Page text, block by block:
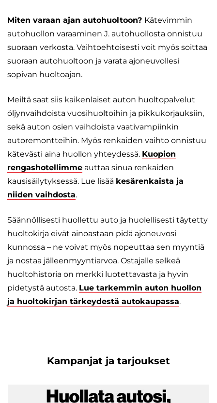
Miten varaan ajan autohuoltoon? Kätevimmin
autohuollon varaaminen J. autohuollosta onnistuu
suoraan verkosta. Vaihtoehtoisesti voit myös soittaa
suoraan autohuoltoon ja varata ajoneuvollesi
sopivan huoltoajan.
Meiltä saat siis kaikenlaiset auton huoltopalvelut
öljynvaihdoista vuosihuoltoihin ja pikkukorjauksiin,
sekä auton osien vaihdoista vaativampiinkin
autoremontteihin. Myös renkaiden vaihto onnistuu
kätevästi aina huollon yhteydessä. Kuopion
rengashotellimme auttaa sinua renkaiden
kausisäilytyksessä. Lue lisää kesärenkaista ja
niiden vaihdosta.
Säännöllisesti huollettu auto ja huolellisesti täytetty
huoltokirja eivät ainoastaan pidä ajoneuvosi
kunnossa – ne voivat myös nopeuttaa sen myyntiä
ja nostaa jälleenmyyntiarvoa. Ostajalle selkeä
huoltohistoria on merkki luotettavasta ja hyvin
pidetystä autosta. Lue tarkemmin auton huollon
ja huoltokirjan tärkeydestä autokaupassa.
Kampanjat ja tarjoukset